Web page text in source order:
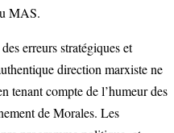
MAS.
erreurs stratégiques et
direction marxiste ne
tenant compte de l’humeur des
de Morales. Les